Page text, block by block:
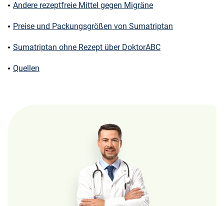
Andere rezeptfreie Mittel gegen Migräne
Preise und Packungsgrößen von Sumatriptan
Sumatriptan ohne Rezept über DoktorABC
Quellen